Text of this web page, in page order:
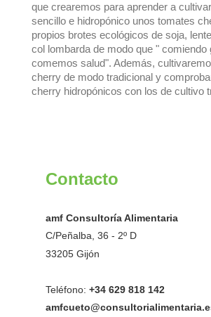
que crearemos para aprender a
sencillo e hidropónico unos tomates
propios brotes ecológicos de soja,
col lombarda de modo que " comiendo
comemos salud". Además,
cherry de modo tradicional y
cherry hidropónicos con los de cultivo
Contacto
amf Consultoría Alimentaria
C/Peñalba, 36 - 2º D
33205 Gijón
Teléfono: +34 629 818 142